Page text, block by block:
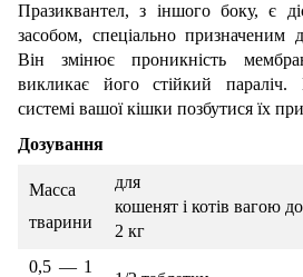
Празиквантел, з іншого боку, є
засобом, спеціально призначеним
Він змінює проникність
викликає його стійкий
системі вашої кішки позбутися їх
Дозування
Масса
тварини
для
кошенят і котів вагою до
2 кг
0,5 — 1